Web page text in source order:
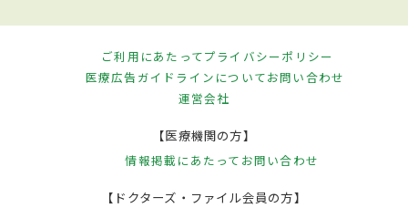
ご利用にあたってプライバシーポリシー
医療広告ガイドラインについてお問い合わせ
運営会社
【医療機関の方】
情報掲載にあたって お問い合わせ
【ドクターズ・ファイル会員の方】